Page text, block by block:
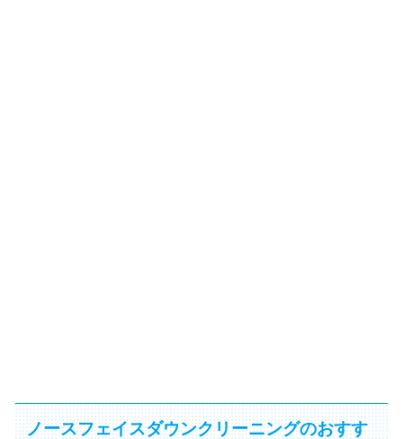
ノースフェイスダウンクリーニングのおすす